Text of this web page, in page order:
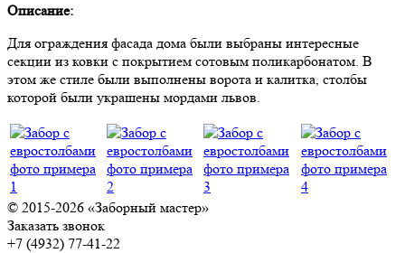
Описание:
Для ограждения фасада дома были выбраны интересные
секции из ковки с покрытием сотовым поликарбонатом. В
этом же стиле были выполнены ворота и калитка, столбы
которой были украшены мордами львов.
© 2015-2026 «Заборный мастер»
Заказать звонок
+7 (4932) 77-41-22